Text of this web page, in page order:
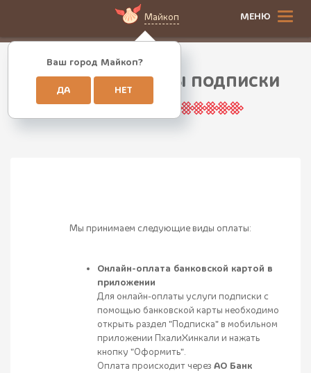
Майкоп
Ваш город Майкоп?
ДА НЕТ
МЕНЮ
Способы оплаты подписки
Мы принимаем следующие виды оплаты:
Онлайн-оплата банковской картой в
приложении
Для онлайн-оплаты услуги подписки с
помощью банковской карты необходимо
открыть раздел "Подписка" в мобильном
приложении ПхалиХинкали и нажать
кнопку "Оформить".
Оплата происходит через АО Банк